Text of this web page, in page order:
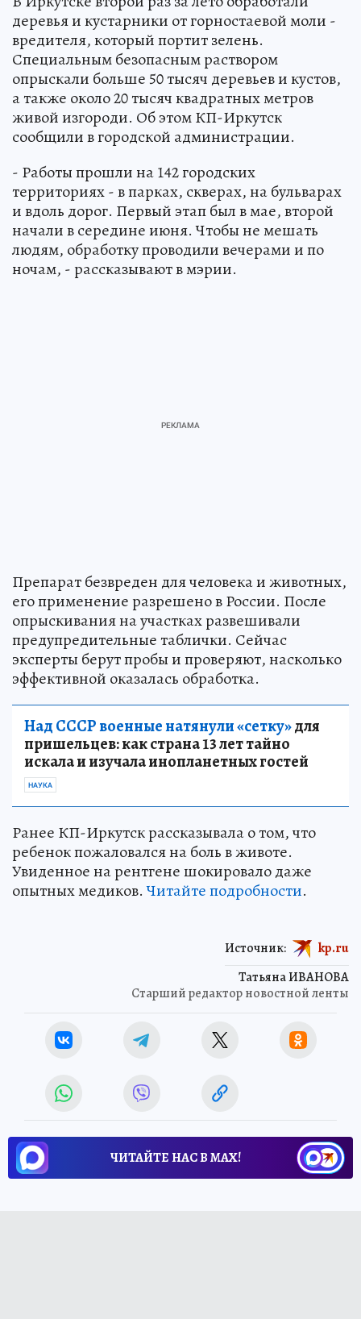
деревья и кустарники от горностаевой моли -
вредителя, который портит зелень.
Специальным безопасным раствором
опрыскали больше 50 тысяч деревьев и кустов,
а также около 20 тысяч квадратных метров
живой изгороди. Об этом КП-Иркутск
сообщили в городской администрации.
- Работы прошли на 142 городских
территориях - в парках, скверах, на бульварах
и вдоль дорог. Первый этап был в мае, второй
начали в середине июня. Чтобы не мешать
людям, обработку проводили вечерами и по
ночам, - рассказывают в мэрии.
Препарат безвреден для человека и животных,
его применение разрешено в России. После
опрыскивания на участках развешивали
предупредительные таблички. Сейчас
эксперты берут пробы и проверяют, насколько
эффективной оказалась обработка.
Над СССР военные натянули «сетку»для
пришельцев: как страна 13 лет тайно
искала и изучала инопланетных гостей
НАУКА
Ранее КП-Иркутск рассказывала о том, что
ребенок пожаловался на боль в животе.
Увиденное на рентгене шокировало даже
опытных медиков.Читайте подробности.
Татьяна ИВАНОВА
Старший редактор новостной ленты
Источник: kp.ru
ЧИТАЙТЕ НАС В МАХ!